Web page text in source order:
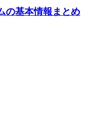
の基本情報まとめ